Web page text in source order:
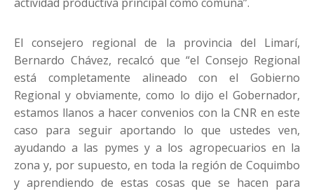
El consejero regional de la provincia del Limarí,
Bernardo Chávez, recalcó que “el Consejo Regional
está completamente alineado con el Gobierno
Regional y obviamente, como lo dijo el Gobernador,
estamos llanos a hacer convenios con la CNR en este
caso para seguir aportando lo que ustedes ven,
ayudando a las pymes y a los agropecuarios en la
zona y, por supuesto, en toda la región de Coquimbo
y aprendiendo de estas cosas que se hacen para